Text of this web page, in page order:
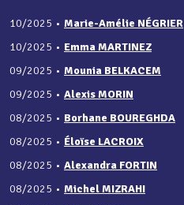
10/2025 • Marie-Amélie NÉGRIER
10/2025 • Emma MARTINEZ
09/2025 • Mounia BELKACEM
09/2025 • Alexis MORIN
08/2025 • Borhane BOUREGHDA
08/2025 • Éloïse LACROIX
08/2025 • Alexandra FORTIN
08/2025 • Michel MIZRAHI